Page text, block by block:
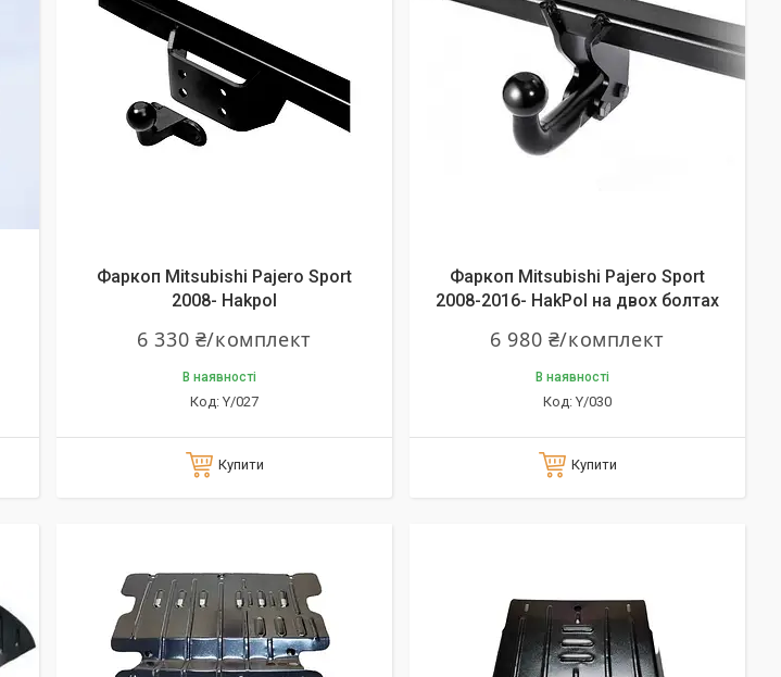
Фаркоп Mitsubishi Pajero Sport
2008- Hakpol
6 330 ₴/комплект
В наявності
Y/027
Купити
Фаркоп Mitsubishi Pajero Sport
2008-2016- HakPol на двох болтах
6 980 ₴/комплект
В наявності
Y/030
Купити